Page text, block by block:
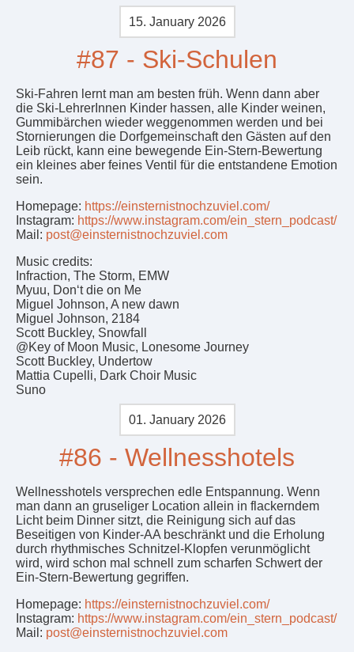
15. January 2026
#87 - Ski-Schulen
Ski-Fahren lernt man am besten früh. Wenn dann aber
die Ski-LehrerInnen Kinder hassen, alle Kinder weinen,
Gummibärchen wieder weggenommen werden und bei
Stornierungen die Dorfgemeinschaft den Gästen auf den
Leib rückt, kann eine bewegende Ein-Stern-Bewertung
ein kleines aber feines Ventil für die entstandene Emotion
sein.
Homepage: https://einsternistnochzuviel.com/
Instagram: https://www.instagram.com/ein_stern_podcast/
Mail: post@einsternistnochzuviel.com
Music credits:
Infraction, The Storm, EMW
Myuu, Don‘t die on Me
Miguel Johnson, A new dawn
Miguel Johnson, 2184
Scott Buckley, Snowfall
@Key of Moon Music, Lonesome Journey
Scott Buckley, Undertow
Mattia Cupelli, Dark Choir Music
Suno
01. January 2026
#86 - Wellnesshotels
Wellnesshotels versprechen edle Entspannung. Wenn
man dann an gruseliger Location allein in flackerndem
Licht beim Dinner sitzt, die Reinigung sich auf das
Beseitigen von Kinder-AA beschränkt und die Erholung
durch rhythmisches Schnitzel-Klopfen verunmöglicht
wird, wird schon mal schnell zum scharfen Schwert der
Ein-Stern-Bewertung gegriffen.
Homepage: https://einsternistnochzuviel.com/
Instagram: https://www.instagram.com/ein_stern_podcast/
Mail: post@einsternistnochzuviel.com